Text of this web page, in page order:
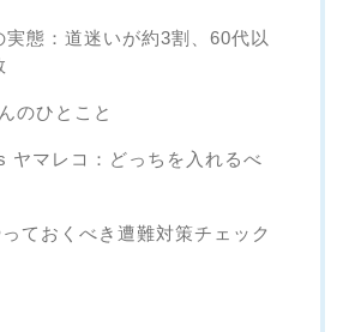
実態：道迷いが約3割、60代以
のひとこと
ヤマレコ：どっちを入れるべ
ておくべき遭難対策チェック